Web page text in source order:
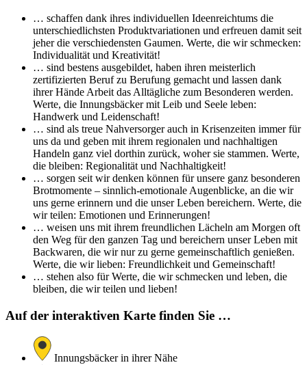
… schaffen dank ihres individuellen Ideenreichtums die
unterschiedlichsten Produktvariationen und erfreuen damit seit
jeher die verschiedensten Gaumen. Werte, die wir schmecken:
Individualität und Kreativität!
… sind bestens ausgebildet, haben ihren meisterlich
zertifizierten Beruf zu Berufung gemacht und lassen dank
ihrer Hände Arbeit das Alltägliche zum Besonderen werden.
Werte, die Innungsbäcker mit Leib und Seele leben:
Handwerk und Leidenschaft!
… sind als treue Nahversorger auch in Krisenzeiten immer für
uns da und geben mit ihrem regionalen und nachhaltigen
Handeln ganz viel dorthin zurück, woher sie stammen. Werte,
die bleiben: Regionalität und Nachhaltigkeit!
… sorgen seit wir denken können für unsere ganz besonderen
Brotmomente – sinnlich-emotionale Augenblicke, an die wir
uns gerne erinnern und die unser Leben bereichern. Werte, die
wir teilen: Emotionen und Erinnerungen!
… weisen uns mit ihrem freundlichen Lächeln am Morgen oft
den Weg für den ganzen Tag und bereichern unser Leben mit
Backwaren, die wir nur zu gerne gemeinschaftlich genießen.
Werte, die wir lieben: Freundlichkeit und Gemeinschaft!
… stehen also für Werte, die wir schmecken und leben, die
bleiben, die wir teilen und lieben!
Auf der interaktiven Karte finden Sie …
Innungsbäcker in ihrer Nähe